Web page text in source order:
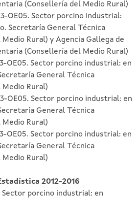
(Consellería del Medio Rural)
OE05. Sector porcino industrial:
Secretaría General Técnica
Rural) y Agencia Gallega de
(Consellería del Medio Rural)
OE05. Sector porcino industrial: en
General Técnica
Rural)
OE05. Sector porcino industrial: en
General Técnica
Rural)
OE05. Sector porcino industrial: en
General Técnica
Rural)
2012-2016
Sector porcino industrial: en